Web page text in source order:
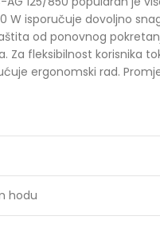
W isporučuje dovoljno
od ponovnog
Za fleksibilnost korisnika
ergonomski rad.
hodu